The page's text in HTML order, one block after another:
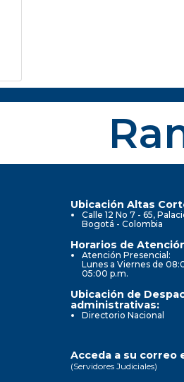
Ubicación Altas
Calle 12 No 7 - 65,
Bogotá - Colombia
Horarios de
Atención Presencial:
Lunes a Viernes de
05:00 p.m.
Ubicación de
administrativas:
Directorio Nacional
Acceda a su
(Servidores Judiciales)